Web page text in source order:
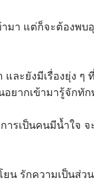
แต่ก็จะต้องพบอุป
ละยังมีเรื่องยุ่ง ๆ
ยากเข้ามารู้จักทั
รเป็นคนมีน้ำใจ จ
รักความเป็นส่ว